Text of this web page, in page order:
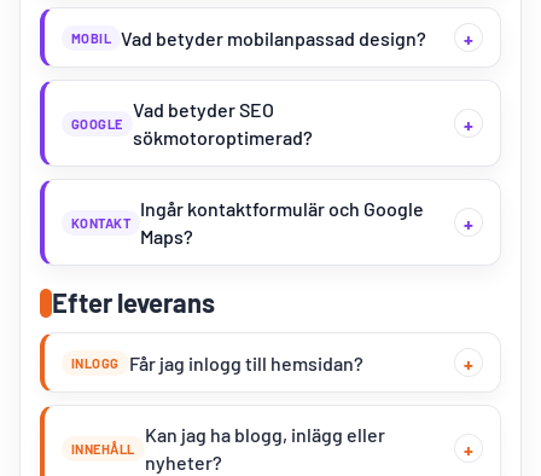
MOBIL Vad betyder mobilanpassad design?
GOOGLE
Vad betyder SEO
sökmotoroptimerad?
KONTAKT
Ingår kontaktformulär och Google
Maps?
Efter leverans
INLOGG Får jag inlogg till hemsidan?
INNEHÅLL
Kan jag ha blogg, inlägg eller
nyheter?